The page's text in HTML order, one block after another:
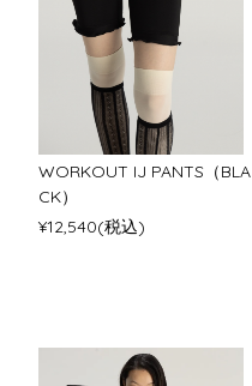
WORKOUT IJ PANTS（BLA
CK）
¥12,540(税込)